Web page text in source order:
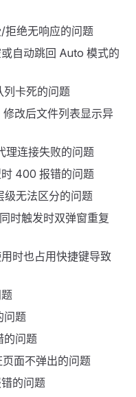
拒绝无响应的问题
自动跳回 Auto 模式的
列卡死的问题
改后文件列表显示异
理连接失败的问题
400 报错的问题
无法区分的问题
时触发时双弹窗重复
时也占用快捷键导致
问题
的问题
面不弹出的问题
的问题